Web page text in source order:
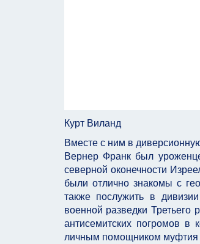
Курт Виланд
Вместе с ним в
Вернер Франк был
северной оконечности
были отлично знакомы с
также послужить в
военной разведки
антисемитских погромов
личным помощником муфтия